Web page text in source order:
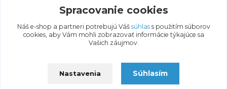
gbspol@gbspol.sk
Spracovanie cookies
Náš e-shop a partneri potrebujú Váš súhlass použitím súborov
cookies, aby Vám mohli zobrazovať informácie týkajúce sa
Vašich záujmov.
Nastavenia Súhlasím